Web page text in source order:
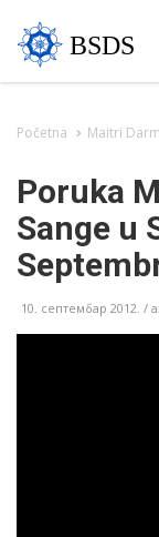
BSDS
Početna Maitri
Poruka
Sange u
10. септембар 2012. /